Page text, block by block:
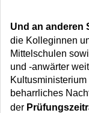
Und an anderen
die Kolleginnen
Mittelschulen
und -anwärter
beharrliches
der